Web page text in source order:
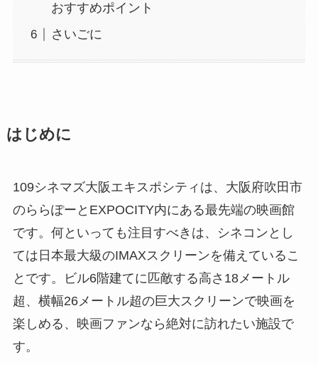
おすすめポイント
さいごに
はじめに
109シネマズ大阪エキスポシティは、大阪府吹田市
のららぽーとEXPOCITY内にある最先端の映画館
です。何といっても注目すべきは、シネコンとし
ては日本最大級のIMAXスクリーンを備えているこ
とです。ビル6階建てに匹敵する高さ18メートル
超、横幅26メートル超の巨大スクリーンで映画を
楽しめる、映画ファンなら絶対に訪れたい施設で
す。